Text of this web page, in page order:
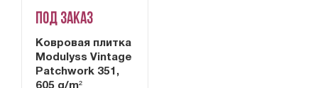
Под заказ
Ковровая плитка
Modulyss Vintage
Patchwork 351,
605 g/m²